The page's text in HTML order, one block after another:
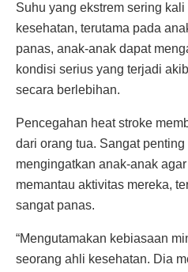
Suhu yang ekstrem sering
kesehatan, terutama pada
panas, anak-anak dapat
kondisi serius yang terjadi
secara berlebihan.
Pencegahan heat stroke
dari orang tua. Sangat
mengingatkan anak-anak
memantau aktivitas mereka,
sangat panas.
“Mengutamakan kebiasaan
seorang ahli kesehatan. Dia